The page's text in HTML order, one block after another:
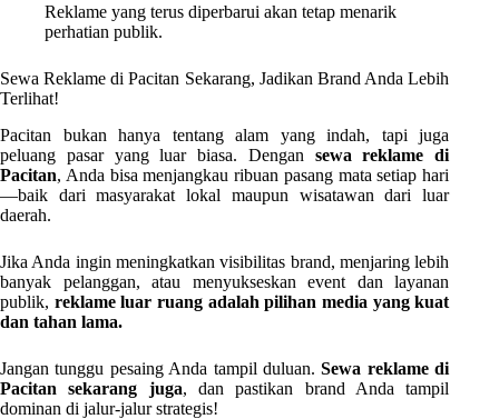
Reklame yang terus diperbarui akan tetap menarik
perhatian publik.
Sewa Reklame di Pacitan Sekarang, Jadikan Brand Anda Lebih
Terlihat!
Pacitan bukan hanya tentang alam yang indah, tapi juga
peluang pasar yang luar biasa. Dengan sewa reklame di
Pacitan, Anda bisa menjangkau ribuan pasang mata setiap hari
—baik dari masyarakat lokal maupun wisatawan dari luar
daerah.
Jika Anda ingin meningkatkan visibilitas brand, menjaring lebih
banyak pelanggan, atau menyukseskan event dan layanan
publik, reklame luar ruang adalah pilihan media yang kuat
dan tahan lama.
Jangan tunggu pesaing Anda tampil duluan.Sewa reklame di
Pacitan sekarang juga, dan pastikan brand Anda tampil
dominan di jalur-jalur strategis!